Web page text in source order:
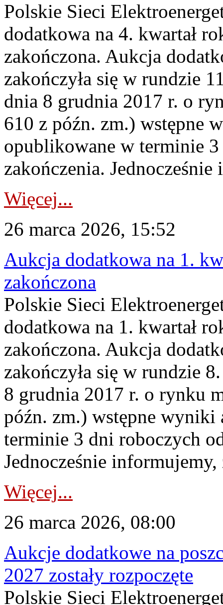
Polskie Sieci
dodatkowa na 4. kwartał
zakończona. Aukcja
zakończyła się w rundzie
dnia 8 grudnia 2017 r. o
610 z późn. zm.) wstępne
opublikowane w terminie
zakończenia.
Więcej...
26 marca 2026, 15:52
Aukcja dodatkowa na 1.
zakończona
Polskie Sieci
dodatkowa na 1. kwartał
zakończona. Aukcja
zakończyła się w rundzie
8 grudnia 2017 r. o rynku
późn. zm.) wstępne
terminie 3 dni roboczych
Jednocześnie informujemy,
Więcej...
26 marca 2026, 08:00
Aukcje dodatkowe na
2027 zostały rozpoczęte
Polskie Sieci